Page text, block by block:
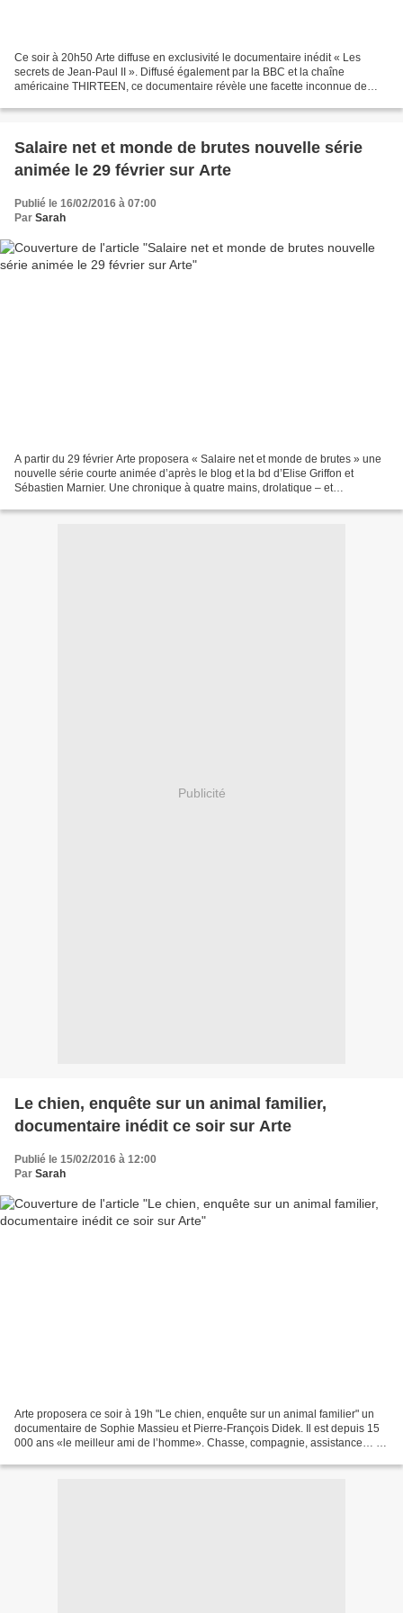
Ce soir à 20h50 Arte diffuse en exclusivité le documentaire inédit « Les
secrets de Jean-Paul II ». Diffusé également par la BBC et la chaîne
américaine THIRTEEN, ce documentaire révèle une facette inconnue de
Salaire net et monde de brutes nouvelle série
animée le 29 février sur Arte
Publié le 16/02/2016 à 07:00
Par Sarah
A partir du 29 février Arte proposera « Salaire net et monde de brutes » une
nouvelle série courte animée d’après le blog et la bd d’Elise Griffon et
Sébastien Marnier. Une chronique à quatre mains, drolatique – et
Publicité
Le chien, enquête sur un animal familier,
documentaire inédit ce soir sur Arte
Publié le 15/02/2016 à 12:00
Par Sarah
Arte proposera ce soir à 19h "Le chien, enquête sur un animal familier" un
documentaire de Sophie Massieu et Pierre-François Didek. Il est depuis 15
000 ans «le meilleur ami de l’homme». Chasse, compagnie, assistance… :